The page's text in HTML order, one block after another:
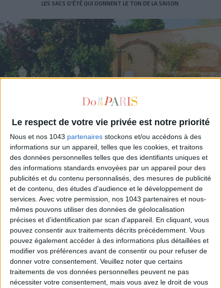
Le respect de votre vie privée est notre priorité
Nous et nos 1043 partenaires stockons et/ou accédons à des
informations sur un appareil, telles que les cookies, et traitons
des données personnelles telles que des identifiants uniques et
des informations standards envoyées par un appareil pour des
publicités et du contenu personnalisés, des mesures de publicité
et de contenu, des études d'audience et le développement de
services. Avec votre permission, nos 1043 partenaires et nous-
mêmes pouvons utiliser des données de géolocalisation
précises et d’identification par scan d'appareil. En cliquant, vous
pouvez consentir aux traitements décrits précédemment. Vous
pouvez également accéder à des informations plus détaillées et
modifier vos préférences avant de consentir ou pour refuser de
donner votre consentement. Veuillez noter que certains
traitements de vos données personnelles peuvent ne pas
nécessiter votre consentement, mais vous avez le droit de vous
LES SACS D’ÉTÉ QUI DONNENT LE TON DE LA SAISON
CONNAISSEZ-VOUS LE AIRBNB DE LA PISCINE AUTOUR DE PARIS ?
LES SNEAKERS STARS DE L’ÉTÉ